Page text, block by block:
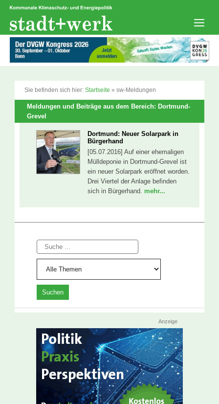
Zum
springen
Sie befinden sich hier: Startseite » sw-Meldungen
Meldungen und Beiträge aus dem Bereich: Dortmund-
Grevel
Dortmund: Neuer Solarpark in
Bürgerhand
[05.07.2016] Auf einer ehemaligen
Mülldeponie in Dortmund-Grevel ist
ein neuer Solarpark eröffnet worden.
Drei Viertel der Anlage befinden
sich in Bürgerhand. mehr...
Suche
Anzeige